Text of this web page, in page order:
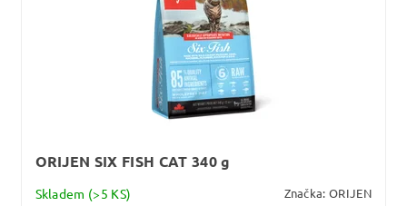
ORIJEN SIX FISH CAT 340 g
Skladem (>5 KS) Značka:ORIJEN